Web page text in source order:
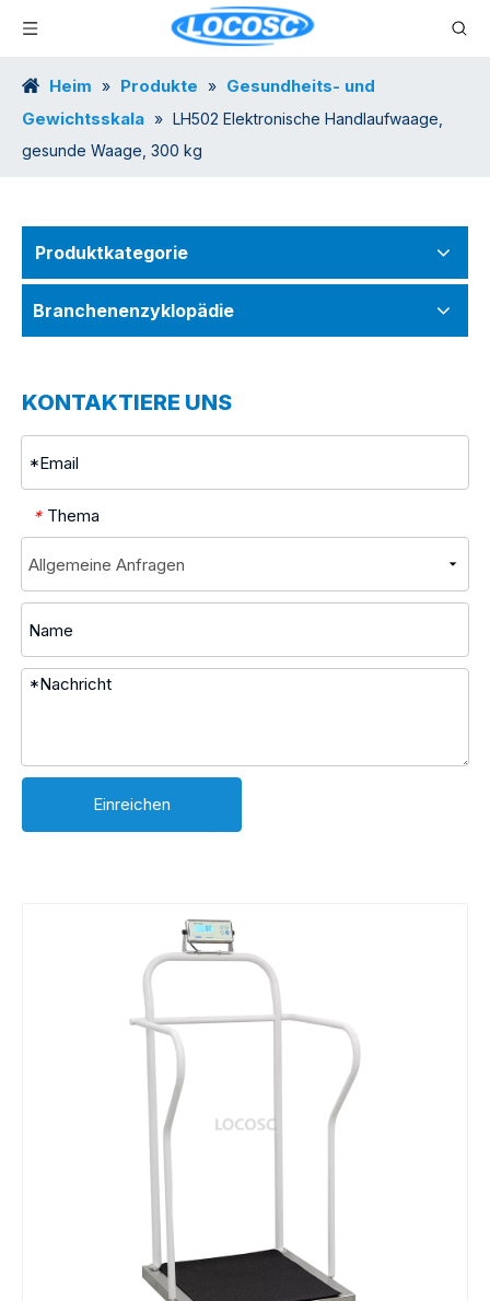
Heim » Produkte » Gesundheits- und
Gewichtsskala » LH502 Elektronische Handlaufwaage,
gesunde Waage, 300 kg
Produktkategorie
Branchenenzyklopädie
KONTAKTIERE UNS
* Thema
Einreichen